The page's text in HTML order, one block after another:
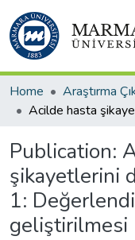
Home Araştırma
Publication:
şikayetlerini
1:
geliştirilmesi